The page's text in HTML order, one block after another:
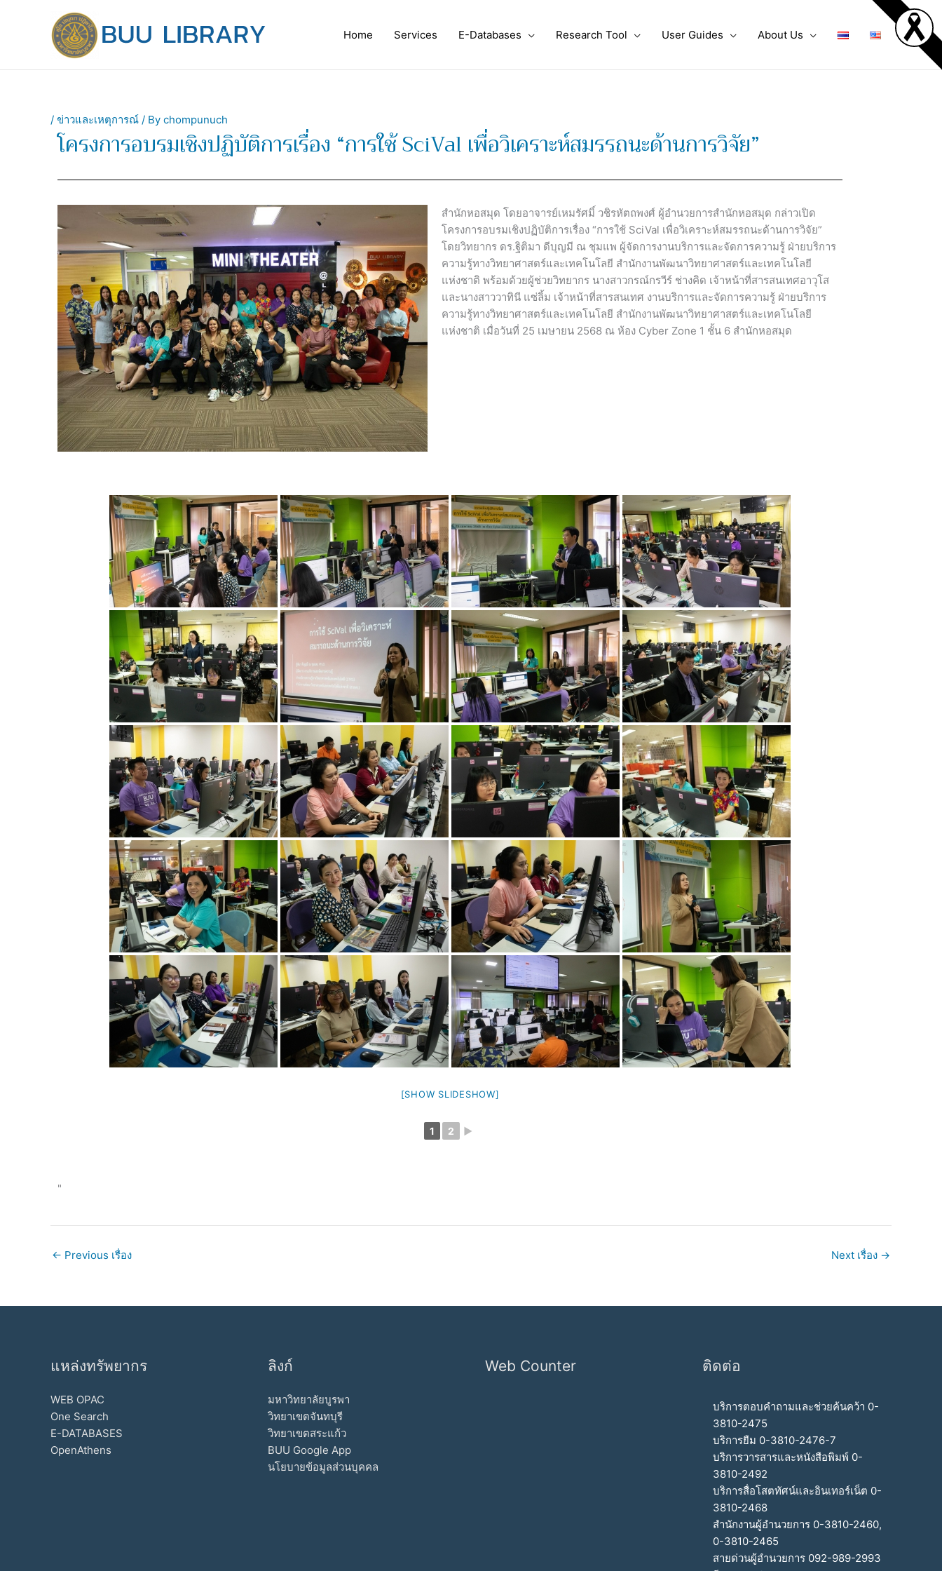
Home Services E-Databases Research Tool User Guides About Us
/ ข่าวและเหตุการณ์ / By chompunuch
โครงการอบรมเชิงปฏิบัติการเรื่อง “การใช้ SciVal เพื่อวิเคราะห์สมรรถนะด้านการวิจัย”
สำนักหอสมุด โดยอาจารย์เหมรัศมิ์ วชิรหัตถพงศ์ ผู้อำนวยการสำนักหอสมุด กล่าวเปิด
โครงการอบรมเชิงปฏิบัติการเรื่อง “การใช้ SciVal เพื่อวิเคราะห์สมรรถนะด้านการวิจัย”
โดยวิทยากร ดร.ฐิติมา ดีบุญมี ณ ชุมแพ ผู้จัดการงานบริการและจัดการความรู้ ฝ่ายบริการ
ความรู้ทางวิทยาศาสตร์และเทคโนโลยี สำนักงานพัฒนาวิทยาศาสตร์และเทคโนโลยี
แห่งชาติ พร้อมด้วยผู้ช่วยวิทยากร นางสาวกรณ์กรวีร์ ช่างคิด เจ้าหน้าที่สารสนเทศอาวุโส
และนางสาววาทินี แซ่ลิ้ม เจ้าหน้าที่สารสนเทศ งานบริการและจัดการความรู้ ฝ่ายบริการ
ความรู้ทางวิทยาศาสตร์และเทคโนโลยี สำนักงานพัฒนาวิทยาศาสตร์และเทคโนโลยี
แห่งชาติ เมื่อวันที่ 25 เมษายน 2568 ณ ห้อง Cyber Zone 1 ชั้น 6 สำนักหอสมุด
[SHOW SLIDESHOW]
1 2 ►
"
← Previous เรื่อง Next เรื่อง →
แหล่งทรัพยากร
WEB OPAC
One Search
E-DATABASES
OpenAthens
ลิงก์
มหาวิทยาลัยบูรพา
วิทยาเขตจันทบุรี
วิทยาเขตสระแก้ว
BUU Google App
นโยบายข้อมูลส่วนบุคคล
Web Counter ติดต่อ
บริการตอบคำถามและช่วยค้นคว้า 0-
3810-2475
บริการยืม 0-3810-2476-7
บริการวารสารและหนังสือพิมพ์ 0-
3810-2492
บริการสื่อโสตทัศน์และอินเทอร์เน็ต 0-
3810-2468
สำนักงานผู้อำนวยการ 0-3810-2460,
0-3810-2465
สายด่วนผู้อำนวยการ 092-989-2993